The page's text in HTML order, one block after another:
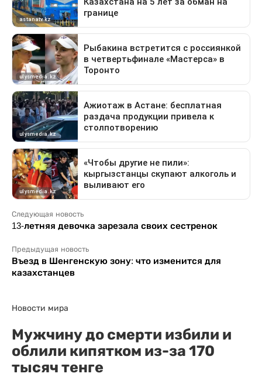
Следующая новость
13-летняя девочка зарезала своих сестренок
Предыдущая новость
Въезд в Шенгенскую зону: что изменится для
казахстанцев
Новости мира
Мужчину до смерти избили и
облили кипятком из-за 170
тысяч тенге